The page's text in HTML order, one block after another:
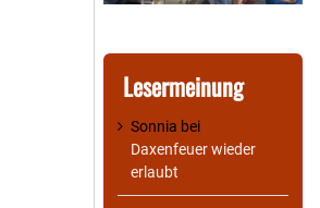
Lesermeinung
Sonnia bei
Daxenfeuer wieder
erlaubt